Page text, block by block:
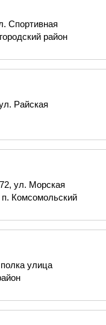
Спортивная
район
Райская
ул. Морская
п. Комсомольский
улица